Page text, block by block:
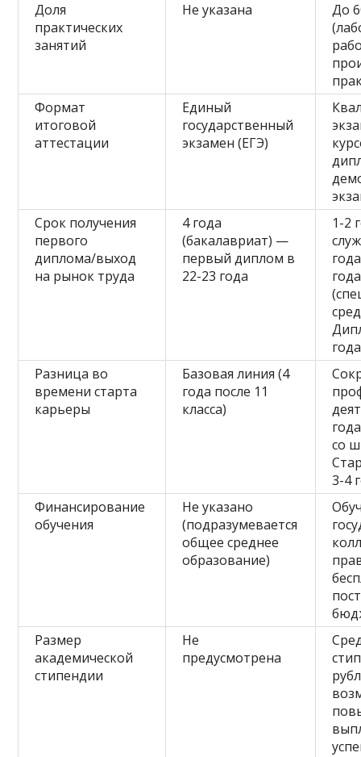
Доля
практических
занятий
Не указана
До
Формат
итоговой
аттестации
Единый
государственный
экзамен (ЕГЭ)
Срок получения
первого
диплома/выход
на рынок труда
4 года
(бакалавриат) —
первый диплом в
22-23 года
1-2
Разница во
времени старта
карьеры
Базовая линия (4
года после 11
класса)
со
3-4
Финансирование
обучения
Не указано
(подразумевается
общее среднее
образование)
Размер
академической
стипендии
Не
предусмотрена